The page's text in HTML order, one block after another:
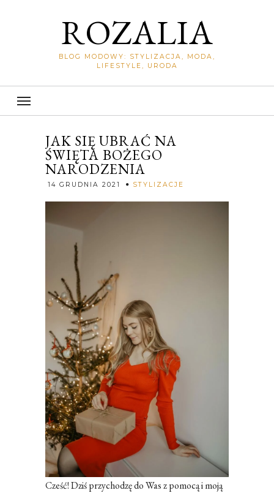
ROZALIA
BLOG MODOWY: STYLIZACJA, MODA,
LIFESTYLE, URODA
JAK SIĘ UBRAĆ NA
ŚWIĘTA BOŻEGO
NARODZENIA
14 GRUDNIA 2021 STYLIZACJE
Cześć! Dziś przychodzę do Was z pomocą i moją